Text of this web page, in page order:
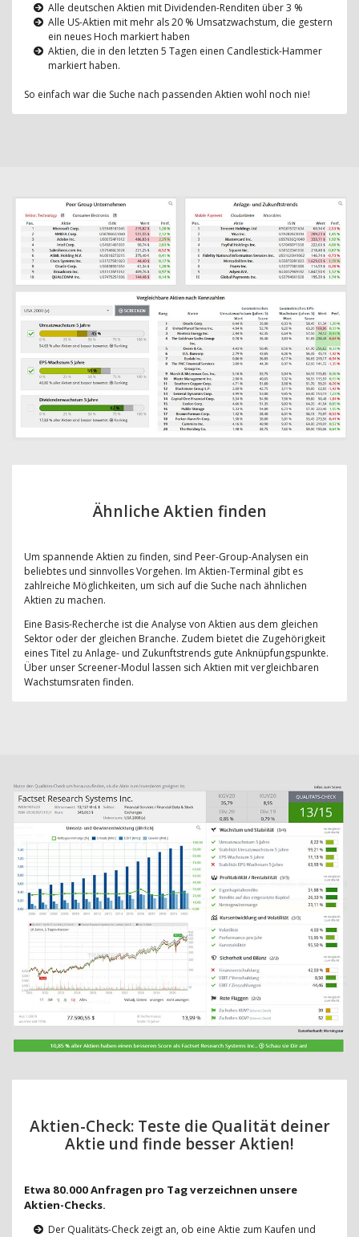
Alle deutschen Aktien mit Dividenden-Renditen über 3 %
Alle US-Aktien mit mehr als 20 % Umsatzwachstum, die gestern
ein neues Hoch markiert haben
Aktien, die in den letzten 5 Tagen einen Candlestick-Hammer
markiert haben.
So einfach war die Suche nach passenden Aktien wohl noch nie!
Ähnliche Aktien finden
Um spannende Aktien zu finden, sind Peer-Group-Analysen ein
beliebtes und sinnvolles Vorgehen. Im Aktien-Terminal gibt es
zahlreiche Möglichkeiten, um sich auf die Suche nach ähnlichen
Aktien zu machen.
Eine Basis-Recherche ist die Analyse von Aktien aus dem gleichen
Sektor oder der gleichen Branche. Zudem bietet die Zugehörigkeit
eines Titel zu Anlage- und Zukunftstrends gute Anknüpfungspunkte.
Über unser Screener-Modul lassen sich Aktien mit vergleichbaren
Wachstumsraten finden.
Aktien-Check: Teste die Qualität deiner
Aktie und finde besser Aktien!
Etwa 80.000 Anfragen pro Tag verzeichnen unsere
Aktien-Checks.
Der Qualitäts-Check zeigt an, ob eine Aktie zum Kaufen und